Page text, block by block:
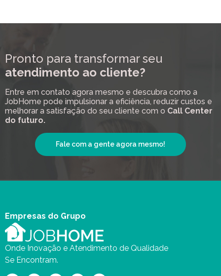
Pronto para transformar seu
atendimento ao cliente?
Entre em contato agora mesmo e descubra como a
JobHome pode impulsionar a eficiência, reduzir custos e
melhorar a satisfação do seu cliente com o Call Center
do futuro.
Fale com a gente agora mesmo!
Empresas do Grupo
Onde Inovação e Atendimento de Qualidade
Se Encontram.